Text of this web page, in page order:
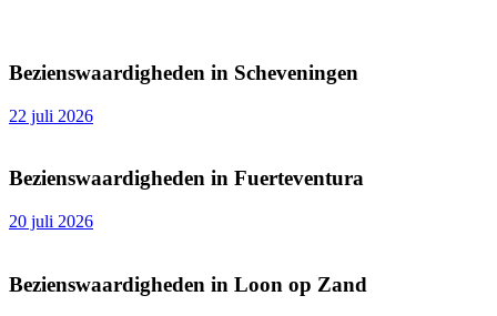
Bezienswaardigheden in Scheveningen
22 juli 2026
Bezienswaardigheden in Fuerteventura
20 juli 2026
Bezienswaardigheden in Loon op Zand